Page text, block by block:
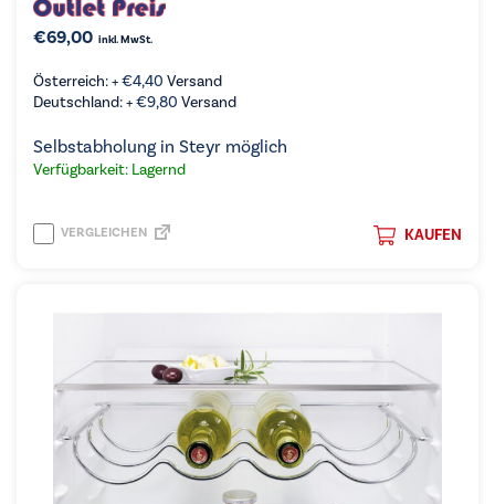
€69,00 inkl. MwSt.
Österreich: +€4,40 Versand
Deutschland: +€9,80 Versand
Selbstabholung in Steyr möglich
Verfügbarkeit: Lagernd
KAUFEN
VERGLEICHEN